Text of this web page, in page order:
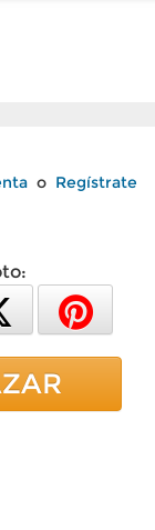
o Regístrate